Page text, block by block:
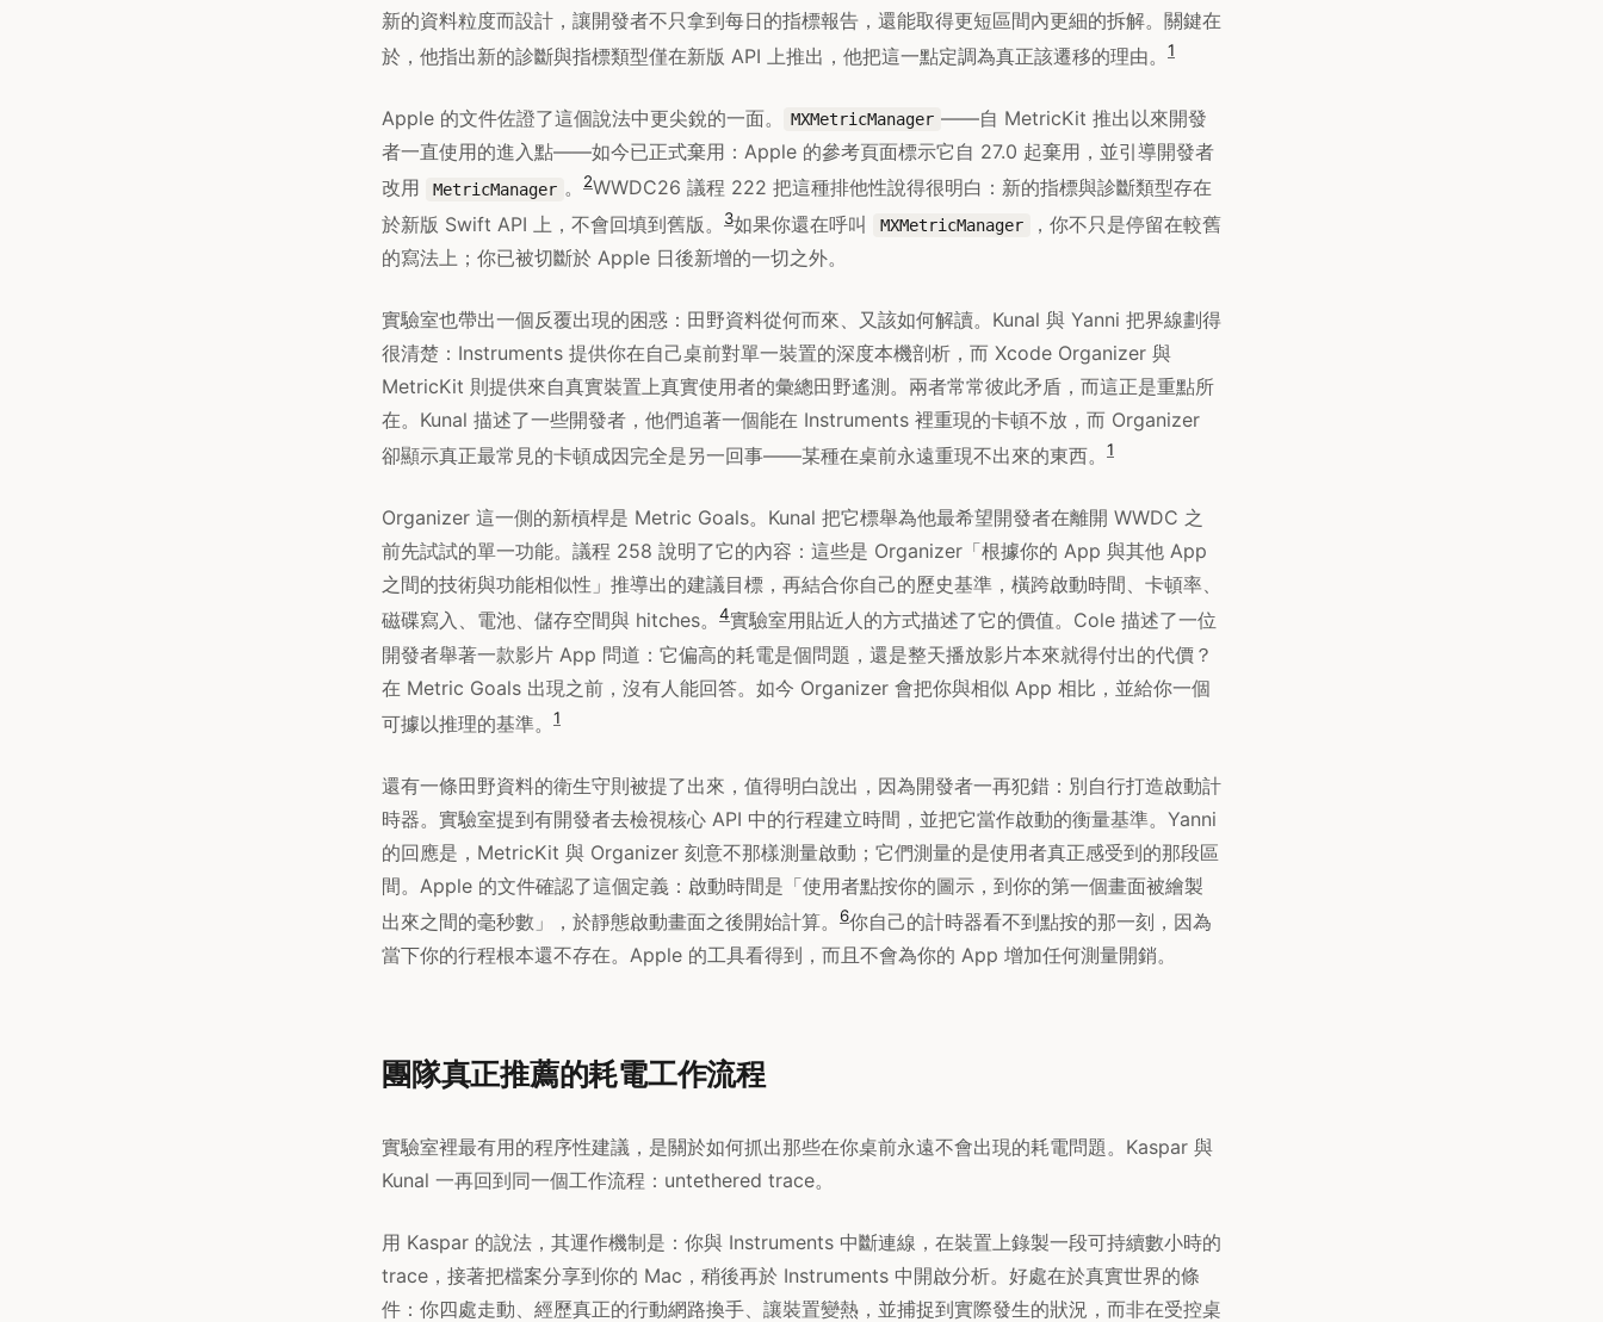
新的資料粒度而設計，讓開發者不只拿到每日的指標報告，還能取得更短區間內更細的拆解。關鍵在
於，他指出新的診斷與指標類型僅在新版 API 上推出，他把這一點定調為真正該遷移的理由。
1
Apple 的文件佐證了這個說法中更尖銳的一面。 MXMetricManager ——自 MetricKit 推出以來開發
者一直使用的進入點——如今已正式棄用：Apple 的參考頁面標示它自 27.0 起棄用，並引導開發者
改用
MetricManager 。 2WWDC26 議程 222 把這種排他性說得很明白：新的指標與診斷類型存在
於新版 Swift API 上，不會回填到舊版。
3如果你還在呼叫 MXMetricManager
，你不只是停留在較舊
的寫法上；你已被切斷於 Apple 日後新增的一切之外。
實驗室也帶出一個反覆出現的困惑：田野資料從何而來、又該如何解讀。Kunal 與 Yanni 把界線劃得
很清楚：Instruments 提供你在自己桌前對單一裝置的深度本機剖析，而 Xcode Organizer 與
MetricKit 則提供來自真實裝置上真實使用者的彙總田野遙測。兩者常常彼此矛盾，而這正是重點所
在。Kunal 描述了一些開發者，他們追著一個能在 Instruments 裡重現的卡頓不放，而 Organizer
卻顯示真正最常見的卡頓成因完全是另一回事——某種在桌前永遠重現不出來的東西。
1
Organizer 這一側的新槓桿是 Metric Goals。Kunal 把它標舉為他最希望開發者在離開 WWDC 之
前先試試的單一功能。議程 258 說明了它的內容：這些是 Organizer「根據你的 App 與其他 App
之間的技術與功能相似性」推導出的建議目標，再結合你自己的歷史基準，橫跨啟動時間、卡頓率、
磁碟寫入、電池、儲存空間與 hitches。
4實驗室用貼近人的方式描述了它的價值。Cole 描述了一位
開發者舉著一款影片 App 問道：它偏高的耗電是個問題，還是整天播放影片本來就得付出的代價？
在 Metric Goals 出現之前，沒有人能回答。如今 Organizer 會把你與相似 App 相比，並給你一個
可據以推理的基準。
1
還有一條田野資料的衛生守則被提了出來，值得明白說出，因為開發者一再犯錯：別自行打造啟動計
時器。實驗室提到有開發者去檢視核心 API 中的行程建立時間，並把它當作啟動的衡量基準。Yanni
的回應是，MetricKit 與 Organizer 刻意不那樣測量啟動；它們測量的是使用者真正感受到的那段區
間。Apple 的文件確認了這個定義：啟動時間是「使用者點按你的圖示，到你的第一個畫面被繪製
出來之間的毫秒數」，於靜態啟動畫面之後開始計算。
6你自己的計時器看不到點按的那一刻，因為
當下你的行程根本還不存在。Apple 的工具看得到，而且不會為你的 App 增加任何測量開銷。
團隊真正推薦的耗電工作流程
實驗室裡最有用的程序性建議，是關於如何抓出那些在你桌前永遠不會出現的耗電問題。Kaspar 與
Kunal 一再回到同一個工作流程：untethered trace。
用 Kaspar 的說法，其運作機制是：你與 Instruments 中斷連線，在裝置上錄製一段可持續數小時的
trace，接著把檔案分享到你的 Mac，稍後再於 Instruments 中開啟分析。好處在於真實世界的條
件：你四處走動、經歷真正的行動網路換手、讓裝置變熱，並捕捉到實際發生的狀況，而非在受控桌